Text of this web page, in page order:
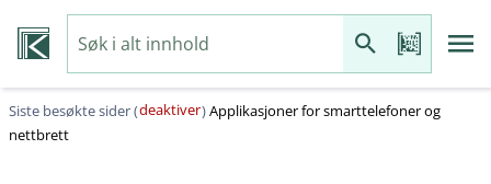
Siste besøkte sider (deaktiver)Applikasjoner for smarttelefoner og
nettbrett